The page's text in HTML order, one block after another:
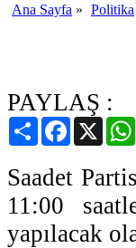
Ana Sayfa » Politika
PAYLAŞ :
PaylaşFacebook
X
Saadet
11:00
yapılacak